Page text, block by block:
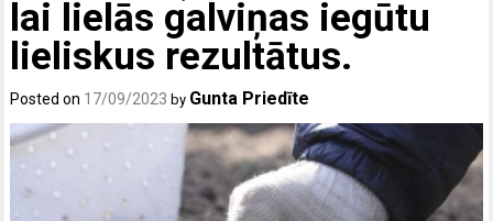
lai lielās galviņas iegūtu
lieliskus rezultātus.
Posted on 17/09/2023 by Gunta Priedīte